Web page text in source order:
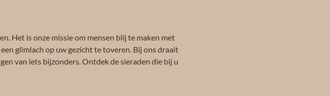
Het is onze missie om mensen blij te maken met
glimlach op uw gezicht te toveren. Bij ons draait
van iets bijzonders. Ontdek de sieraden die bij u